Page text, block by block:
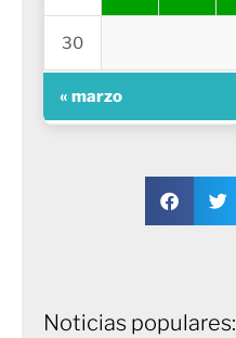
30
« marzo
Noticias populares: